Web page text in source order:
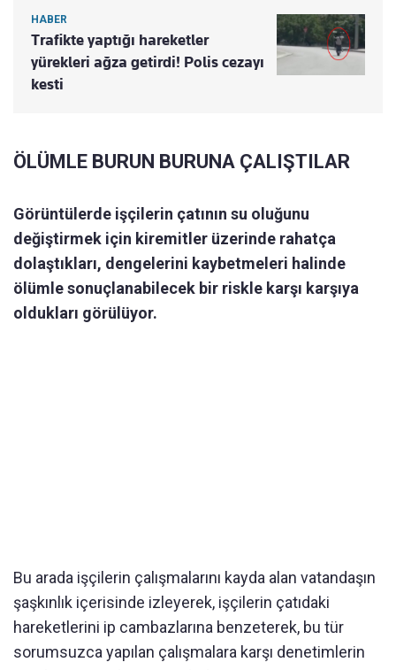
HABER
Trafikte yaptığı hareketler
yürekleri ağza getirdi! Polis cezayı
kesti
ÖLÜMLE BURUN BURUNA ÇALIŞTILAR
Görüntülerde işçilerin çatının su oluğunu
değiştirmek için kiremitler üzerinde rahatça
dolaştıkları, dengelerini kaybetmeleri halinde
ölümle sonuçlanabilecek bir riskle karşı karşıya
oldukları görülüyor.
Bu arada işçilerin çalışmalarını kayda alan vatandaşın
şaşkınlık içerisinde izleyerek, işçilerin çatıdaki
hareketlerini ip cambazlarına benzeterek, bu tür
sorumsuzca yapılan çalışmalara karşı denetimlerin